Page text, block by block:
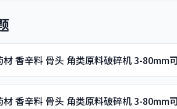
材 香辛料 骨头 角类原料破碎机 3-80mm
材 香辛料 骨头 角类原料破碎机 3-80mm